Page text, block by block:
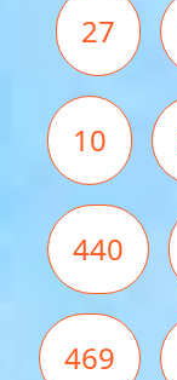
27
10
440
469